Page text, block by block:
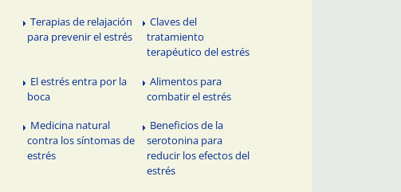
Terapias de relajación
para prevenir el estrés
Claves del
tratamiento
terapéutico del estrés
El estrés entra por la
boca
Alimentos para
combatir el estrés
Medicina natural
contra los síntomas de
estrés
Beneficios de la
serotonina para
reducir los efectos del
estrés